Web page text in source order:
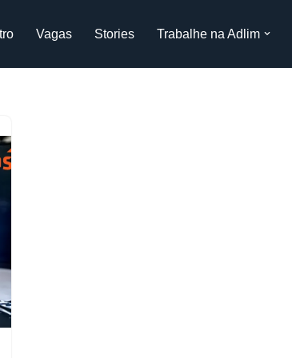
Vagas Stories Trabalhe na Adlim